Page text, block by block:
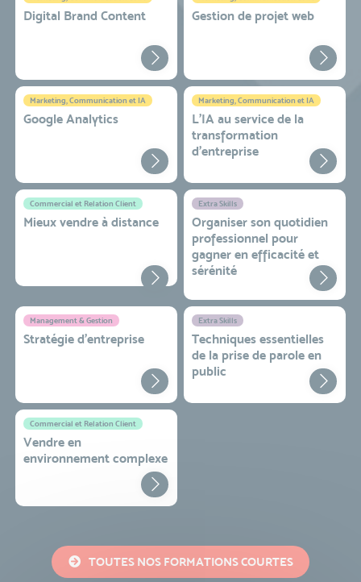
Digital Brand Content Gestion de projet web
Marketing, Communication et IA
Google Analytics
Marketing, Communication et IA
L'IA au service de la
transformation
d'entreprise
Commercial et Relation Client
Mieux vendre à distance
Extra Skills
Organiser son quotidien
professionnel pour
gagner en efficacité et
sérénité
Management & Gestion
Stratégie d’entreprise
Extra Skills
Techniques essentielles
de la prise de parole en
public
Commercial et Relation Client
Vendre en
environnement complexe
TOUTES NOS FORMATIONS COURTES